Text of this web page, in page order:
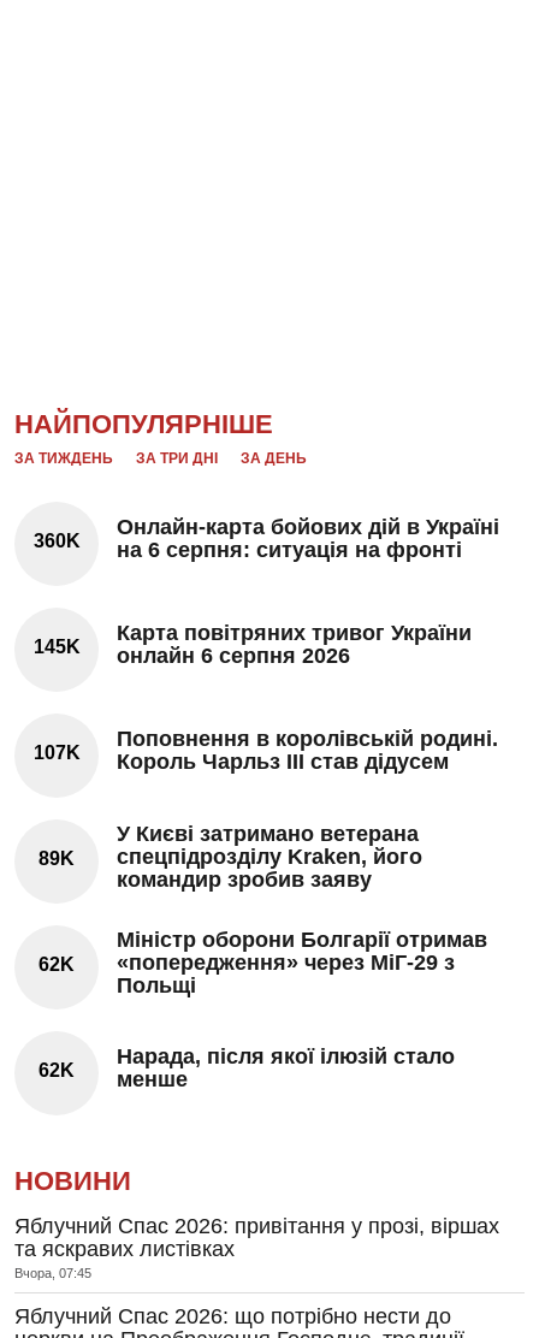
НАЙПОПУЛЯРНІШЕ
ЗА ТИЖДЕНЬ ЗА ТРИ ДНІ ЗА ДЕНЬ
360K
Онлайн-карта бойових дій в Україні
на 6 серпня: ситуація на фронті
145K
Карта повітряних тривог України
онлайн 6 серпня 2026
107K
Поповнення в королівській родині.
Король Чарльз III став дідусем
89K
У Києві затримано ветерана
спецпідрозділу Kraken, його
командир зробив заяву
62K
Міністр оборони Болгарії отримав
«попередження» через МіГ-29 з
Польщі
62K
Нарада, після якої ілюзій стало
менше
НОВИНИ
Яблучний Спас 2026: привітання у прозі, віршах
та яскравих листівках
Вчора, 07:45
Яблучний Спас 2026: що потрібно нести до